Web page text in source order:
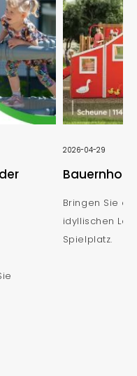
2026-04-29
Bauernhof
Bringen Sie
idyllischen
Spielplatz.